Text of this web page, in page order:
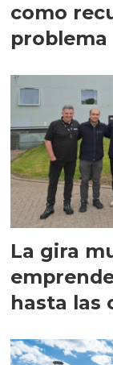
como
problema
La gira
hasta las